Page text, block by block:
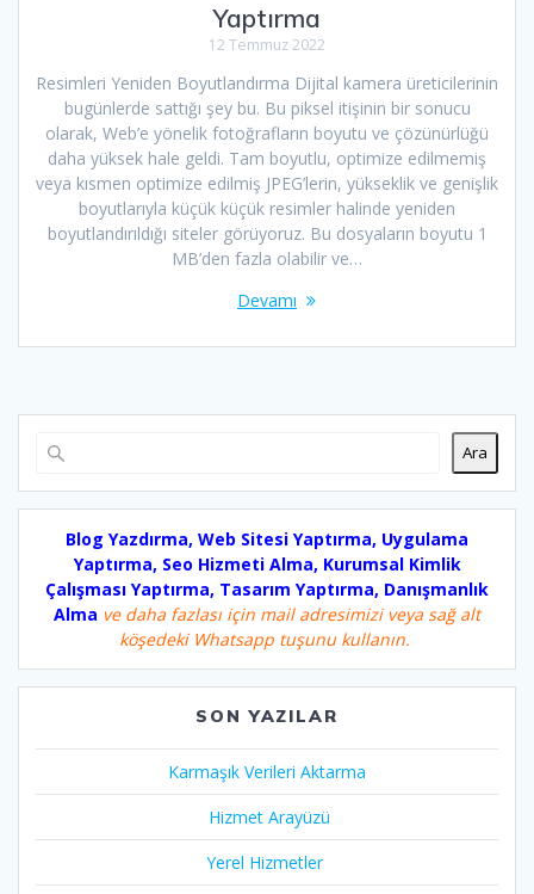
Yaptırma
12 Temmuz 2022
Resimleri Yeniden Boyutlandırma Dijital kamera üreticilerinin
bugünlerde sattığı şey bu. Bu piksel itişinin bir sonucu
olarak, Web’e yönelik fotoğrafların boyutu ve çözünürlüğü
daha yüksek hale geldi. Tam boyutlu, optimize edilmemiş
veya kısmen optimize edilmiş JPEG’lerin, yükseklik ve genişlik
boyutlarıyla küçük küçük resimler halinde yeniden
boyutlandırıldığı siteler görüyoruz. Bu dosyaların boyutu 1
MB’den fazla olabilir ve…
Devamı
Ara
Blog Yazdırma, Web Sitesi Yaptırma, Uygulama
Yaptırma, Seo Hizmeti Alma, Kurumsal Kimlik
Çalışması Yaptırma, Tasarım Yaptırma, Danışmanlık
Alma ve daha fazlası için mail adresimizi veya sağ alt
köşedeki Whatsapp tuşunu kullanın.
SON YAZILAR
Karmaşık Verileri Aktarma
Hizmet Arayüzü
Yerel Hizmetler